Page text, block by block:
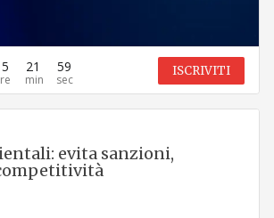
21 58 ISCRIVITI
evita sanzioni,